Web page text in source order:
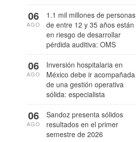
1.1 mil millones de personas
de entre 12 y 35 años están
en riesgo de desarrollar
pérdida auditiva: OMS
06
AGO
Inversión hospitalaria en
México debe ir acompañada
de una gestión operativa
sólida: especialista
06
AGO
Sandoz presenta sólidos
resultados en el primer
semestre de 2026
06
AGO